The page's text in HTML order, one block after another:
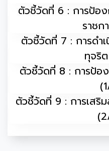
ตัวชี้วัดที่ 6 : การป้อ
ราชก
ตัวชี้วัดที่ 7 : การดำ
ทุจริ
ตัวชี้วัดที่ 8 : การป้อ
ตัวชี้วัดที่ 9 : การเสริ